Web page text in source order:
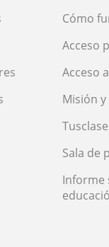
Cómo
Acceso
Acceso
Misión
Sala de
Informe